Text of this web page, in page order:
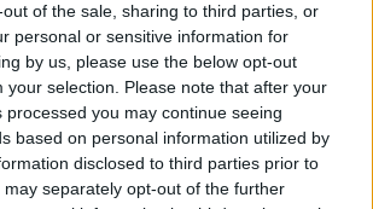
of the sale, sharing to third parties, or
personal or sensitive information for
by us, please use the below opt-out
your selection. Please note that after your
processed you may continue seeing
based on personal information utilized by
disclosed to third parties prior to
separately opt-out of the further